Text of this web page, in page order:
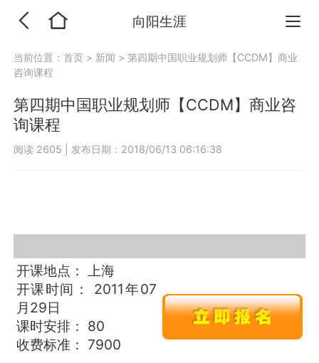
向阳生涯
当前位置：首页 > 新闻 >第四期中国职业规划师【CCDM】商业
咨询课程
第四期中国职业规划师【CCDM】商业咨
询课程
阅读 2605 发布日期：2018/06/13 06:16:38
开课地点： 上海
开课时间： 2011年07
月29日
课时安排： 80
收费标准： 7900